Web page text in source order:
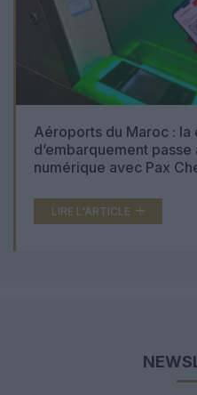
Aéroports du Maroc : la
d’embarquement passe
numérique avec Pax
LIRE L'ARTICLE